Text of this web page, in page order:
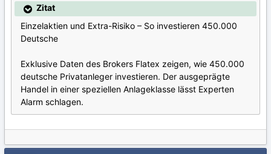
Zitat
Einzelaktien und Extra-Risiko – So investieren 450.000
Deutsche
Exklusive Daten des Brokers Flatex zeigen, wie 450.000
deutsche Privatanleger investieren. Der ausgeprägte
Handel in einer speziellen Anlageklasse lässt Experten
Alarm schlagen.